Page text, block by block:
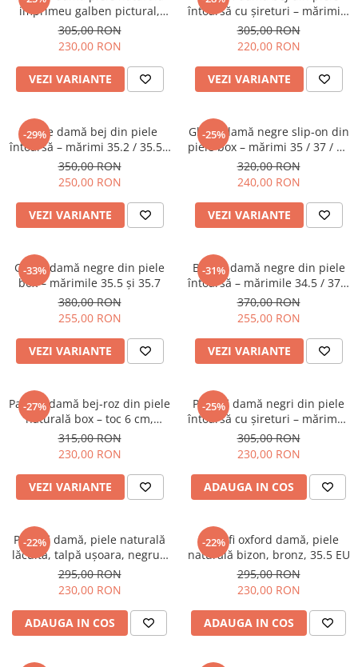
imprimeu galben pictural,
marimea 35,39,40
305,00 RON
230,00 RON
VEZI VARIANTE
întoarsă cu șireturi – mărimile
36, 37, 38
305,00 RON
220,00 RON
VEZI VARIANTE
-29%
Ghete damă bej din piele
întoarsă – mărimi 35.2 / 35.5 /
36.5
350,00 RON
250,00 RON
VEZI VARIANTE
-25%
Ghete damă negre slip‑on din
piele box – mărimi 35 / 37 / 38
/ 39
320,00 RON
240,00 RON
VEZI VARIANTE
-33%
Ghete damă negre din piele
box – mărimile 35.5 și 35.7
380,00 RON
255,00 RON
VEZI VARIANTE
-31%
Botine damă negre din piele
întoarsă – mărimile 34.5 / 37.5
/ 38.5
370,00 RON
255,00 RON
VEZI VARIANTE
-27%
Pantofi damă bej‑roz din piele
naturală box – toc 6 cm,
mărimea 34.5 si 37.2
315,00 RON
230,00 RON
VEZI VARIANTE
-25%
Pantofi damă negri din piele
întoarsă cu șireturi – mărimea
37.5
305,00 RON
230,00 RON
ADAUGA IN COS
-22%
Pantofi damă, piele naturală
lăcuită, talpă ușoara, negru -
37.5 EU
295,00 RON
230,00 RON
ADAUGA IN COS
-22%
Pantofi oxford damă, piele
naturală bizon, bronz, 35.5 EU
295,00 RON
230,00 RON
ADAUGA IN COS